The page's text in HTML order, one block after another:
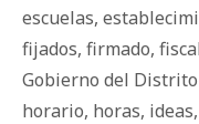
escuelas,
fijados, firmado,
Gobierno del
horario, horas, ideas,